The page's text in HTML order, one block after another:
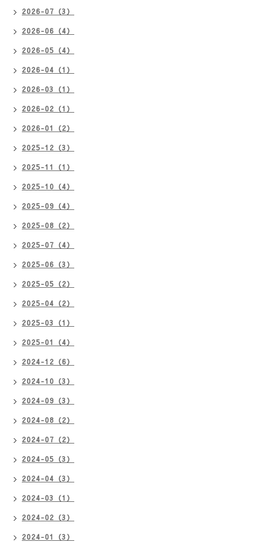
2026-07（3）
2026-06（4）
2026-05（4）
2026-04（1）
2026-03（1）
2026-02（1）
2026-01（2）
2025-12（3）
2025-11（1）
2025-10（4）
2025-09（4）
2025-08（2）
2025-07（4）
2025-06（3）
2025-05（2）
2025-04（2）
2025-03（1）
2025-01（4）
2024-12（6）
2024-10（3）
2024-09（3）
2024-08（2）
2024-07（2）
2024-05（3）
2024-04（3）
2024-03（1）
2024-02（3）
2024-01（3）